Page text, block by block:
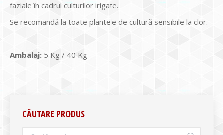
faziale în cadrul culturilor irigate.
Se recomandă la toate plantele de cultură sensibile la clor.
Ambalaj: 5 Kg / 40 Kg
CĂUTARE PRODUS